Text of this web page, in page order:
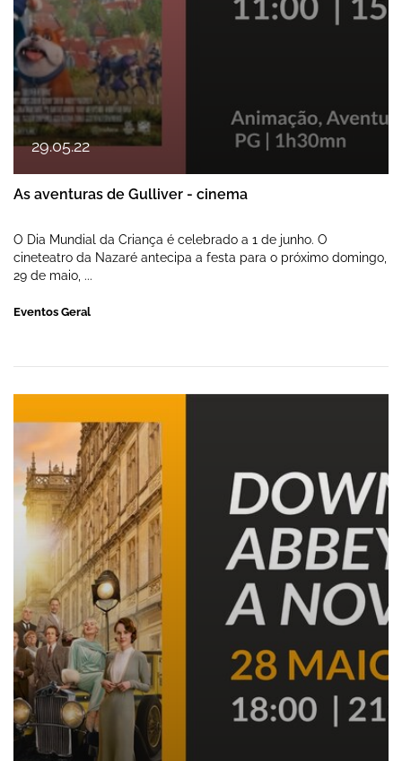
29.05.22
As aventuras de Gulliver - cinema
O Dia Mundial da Criança é celebrado a 1 de junho. O
cineteatro da Nazaré antecipa a festa para o próximo domingo,
29 de maio, ...
Eventos Geral